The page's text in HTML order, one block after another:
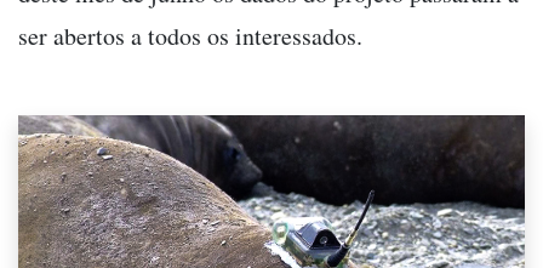
ser abertos a todos os interessados.